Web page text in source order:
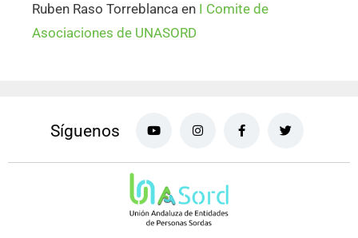
Ruben Raso Torreblanca en I Comite de
Asociaciones de UNASORD
Síguenos